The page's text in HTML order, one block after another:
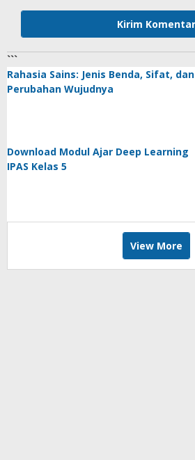
```
Rahasia Sains: Jenis Benda, Sifat, dan
Perubahan Wujudnya
Download Modul Ajar Deep Learning
IPAS Kelas 5
View More